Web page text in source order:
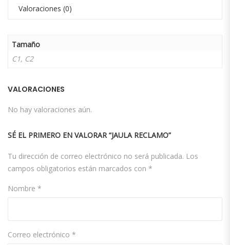
Valoraciones (0)
Tamaño
C1, C2
VALORACIONES
No hay valoraciones aún.
SÉ EL PRIMERO EN VALORAR “JAULA RECLAMO”
Tu dirección de correo electrónico no será publicada. Los
campos obligatorios están marcados con *
Nombre *
Correo electrónico *